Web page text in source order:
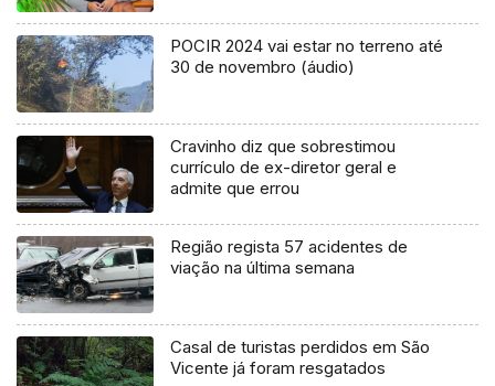
POCIR 2024 vai estar no terreno até
30 de novembro (áudio)
Cravinho diz que sobrestimou
currículo de ex-diretor geral e
admite que errou
Região regista 57 acidentes de
viação na última semana
Casal de turistas perdidos em São
Vicente já foram resgatados